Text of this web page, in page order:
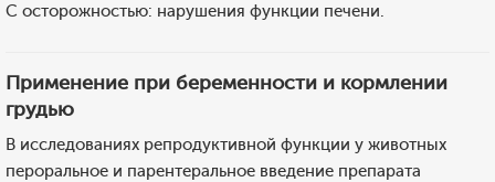
С осторожностью: нарушения функции печени.
Применение при беременности и кормлении
грудью
В исследованиях репродуктивной функции у животных
пероральное и парентеральное введение препарата